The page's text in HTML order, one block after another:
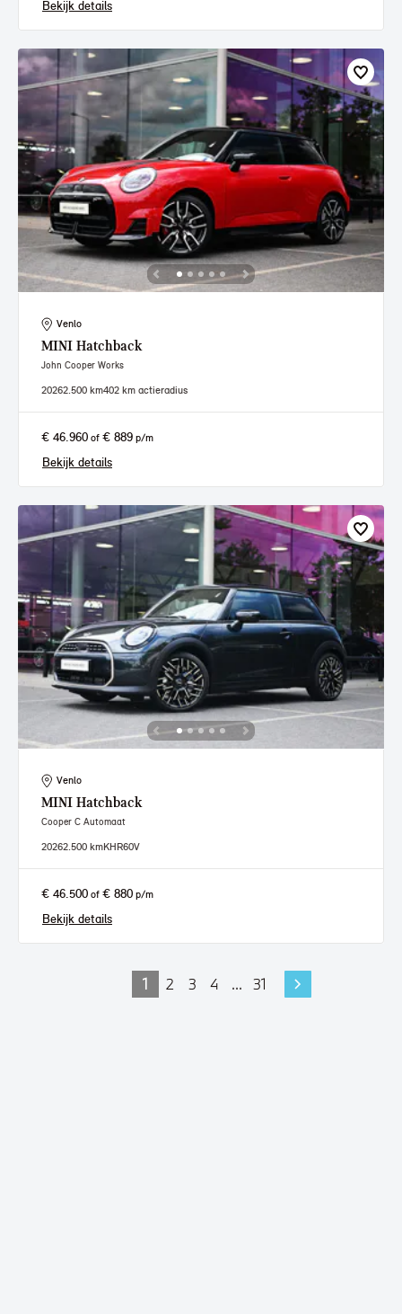
Bekijk details
Venlo
MINI Hatchback
John Cooper Works
20262.500 km402 km actieradius
€ 46.960 of € 889 p/m
Bekijk details
Venlo
MINI Hatchback
Cooper C Automaat
20262.500 kmKHR60V
€ 46.500 of € 880 p/m
Bekijk details
1 2 3 4 ... 31